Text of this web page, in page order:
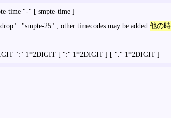
time "-" [ smpte-time ]
| "smpte-25" ; other timecodes may be added 他の
":" 1*2DIGIT [ ":" 1*2DIGIT ] [ "." 1*2DIGIT ]